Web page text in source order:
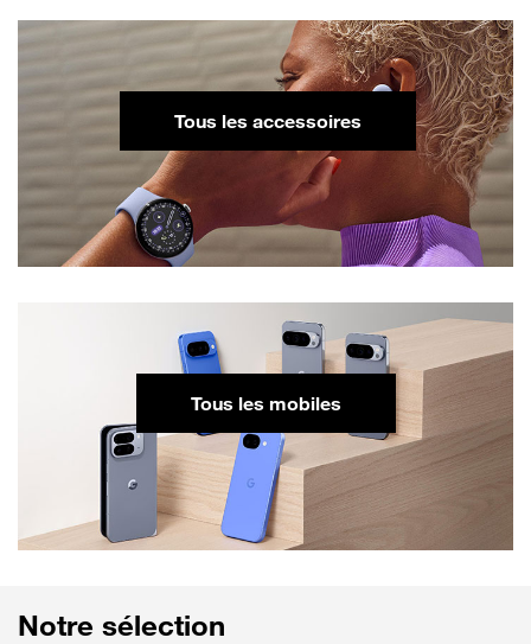
Tous les accessoires de la marque
Tous les mobilesde la marque Google
Notre sélection